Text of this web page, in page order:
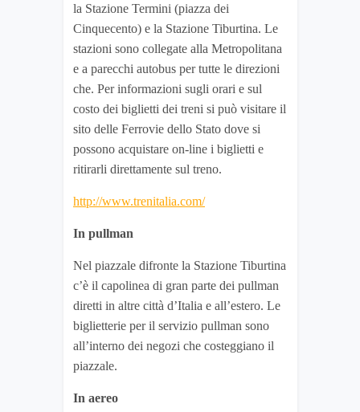
la Stazione Termini (piazza dei
Cinquecento) e la Stazione Tiburtina. Le
stazioni sono collegate alla Metropolitana
e a parecchi autobus per tutte le direzioni
che. Per informazioni sugli orari e sul
costo dei biglietti dei treni si può visitare il
sito delle Ferrovie dello Stato dove si
possono acquistare on-line i biglietti e
ritirarli direttamente sul treno.
http://www.trenitalia.com/
In pullman
Nel piazzale difronte la Stazione Tiburtina
c’è il capolinea di gran parte dei pullman
diretti in altre città d’Italia e all’estero. Le
biglietterie per il servizio pullman sono
all’interno dei negozi che costeggiano il
piazzale.
In aereo